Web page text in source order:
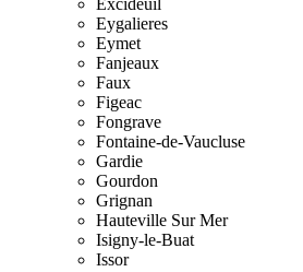
Excideuil
Eygalieres
Eymet
Fanjeaux
Faux
Figeac
Fongrave
Fontaine-de-Vaucluse
Gardie
Gourdon
Grignan
Hauteville Sur Mer
Isigny-le-Buat
Issor